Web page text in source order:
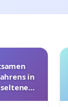
in